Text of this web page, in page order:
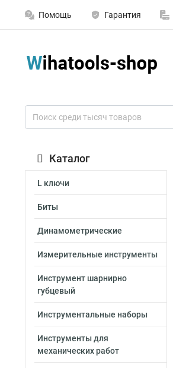
Помощь Гарантия
Каталог
L ключи
Биты
Динамометрические
Измерительные инструменты
Инструмент шарнирно
губцевый
Инструментальные наборы
Инструменты для
механических работ